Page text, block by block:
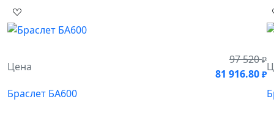
Цена
97 520₽
81 916.80 ₽
Браслет БА600